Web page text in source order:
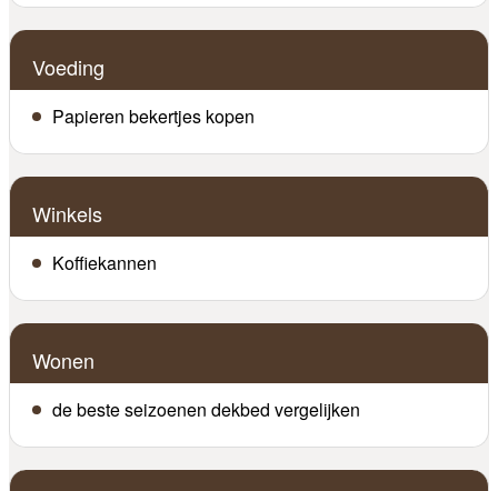
Voeding
Papieren bekertjes kopen
Winkels
Koffiekannen
Wonen
de beste seizoenen dekbed vergelijken